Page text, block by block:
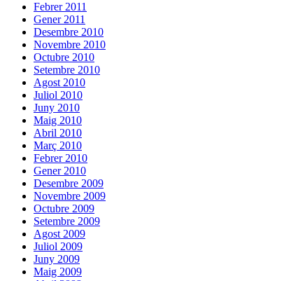
Febrer 2011
Gener 2011
Desembre 2010
Novembre 2010
Octubre 2010
Setembre 2010
Agost 2010
Juliol 2010
Juny 2010
Maig 2010
Abril 2010
Març 2010
Febrer 2010
Gener 2010
Desembre 2009
Novembre 2009
Octubre 2009
Setembre 2009
Agost 2009
Juliol 2009
Juny 2009
Maig 2009